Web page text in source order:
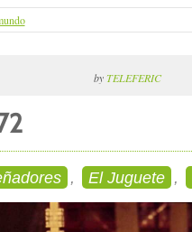
byTELEFERIC
, El Juguete ,